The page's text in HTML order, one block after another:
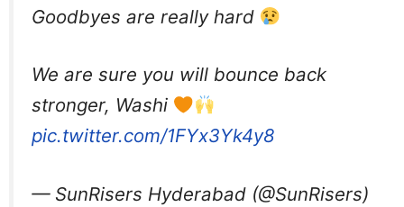
Goodbyes are really hard
We are sure you will bounce back
stronger, Washi
pic.twitter.com/1FYx3Yk4y8
— SunRisers Hyderabad (@SunRisers)